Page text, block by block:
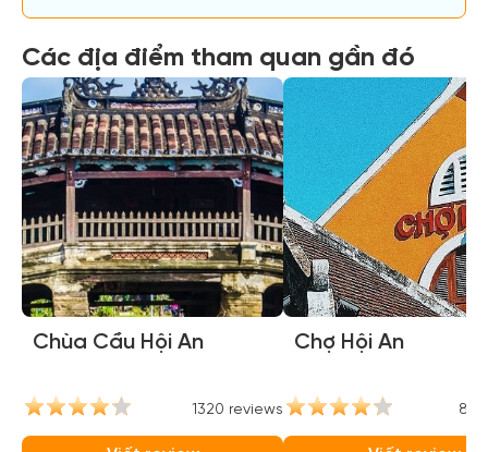
Các địa điểm tham quan gần đó
Chùa Cầu Hội An
1320 reviews
Chợ Hội An